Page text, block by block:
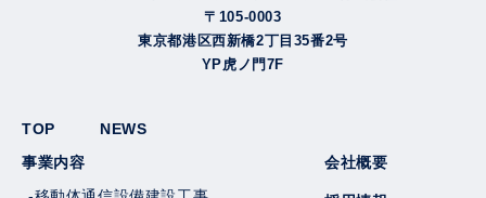
〒105-0003
東京都港区西新橋2丁目35番2号
YP虎ノ門7F
TOP
NEWS
事業内容
会社概要